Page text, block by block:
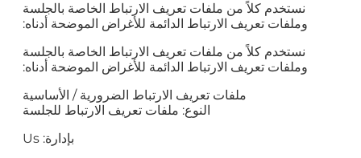
نستخدم كلاً من ملفات تعريف الارتباط الخاصة بالجلسة
وملفات تعريف الارتباط الدائمة للأغراض الموضحة أدناه:
نستخدم كلاً من ملفات تعريف الارتباط الخاصة بالجلسة
وملفات تعريف الارتباط الدائمة للأغراض الموضحة أدناه:
ملفات تعريف الارتباط الضرورية / الأساسية
النوع: ملفات تعريف الارتباط للجلسة
بإدارة: Us